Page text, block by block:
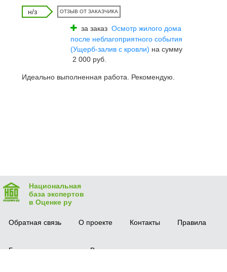
н/з ОТЗЫВ ОТ ЗАКАЗЧИКА
за заказ Осмотр жилого дома
после неблагоприятного события
(Ущерб-залив с кровли) на сумму
2 000 руб.
Идеально выполненная работа. Рекомендую.
Национальная
база экспертов
в Оценке ру
Обратная связь О проекте Контакты Правила
Безопасная сделка Вопрос-ответ